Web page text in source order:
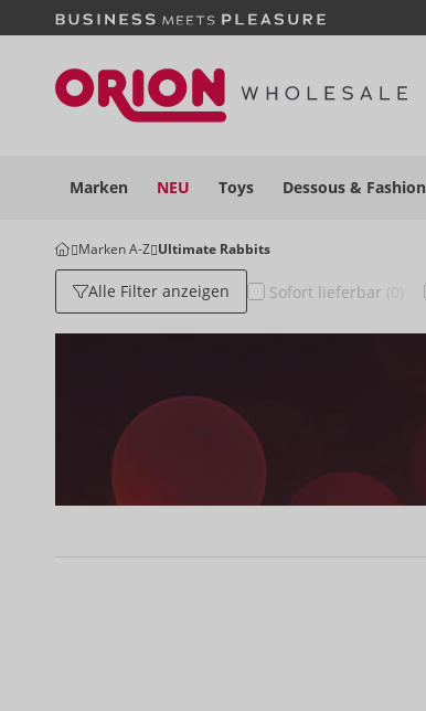
Marken NEU Toys Dessous & Fashion
Marken A-Z Ultimate Rabbits
Alle Filter anzeigen Sofort lieferbar (0)